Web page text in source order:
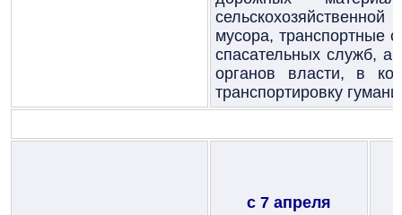
мусора, транспортные
спасательных служб,
органов власти, в
транспортировку
с 7 апреля